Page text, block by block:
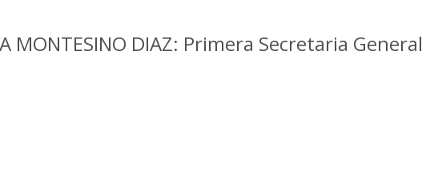
MONTESINO DIAZ: Primera Secretaria General